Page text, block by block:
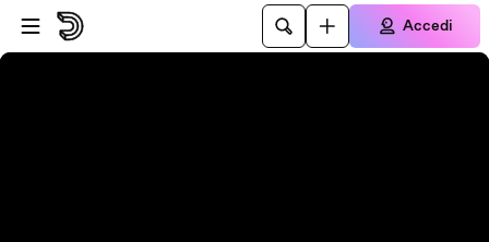
Vai al lettore
Passa al contenuto principale
Accedi